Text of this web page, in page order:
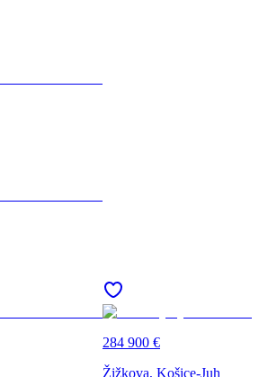
284 900 €
Žižkova, Košice-Juh